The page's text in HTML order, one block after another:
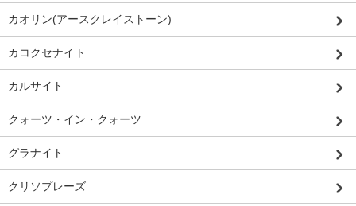
カオリン(アースクレイストーン)
カコクセナイト
カルサイト
クォーツ・イン・クォーツ
グラナイト
クリソプレーズ